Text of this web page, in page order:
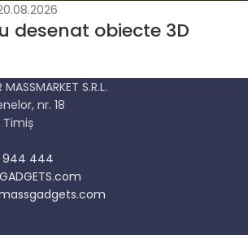
desenat obiecte 3D
MASSMARKET S.R.L.
nr. 18
944 444